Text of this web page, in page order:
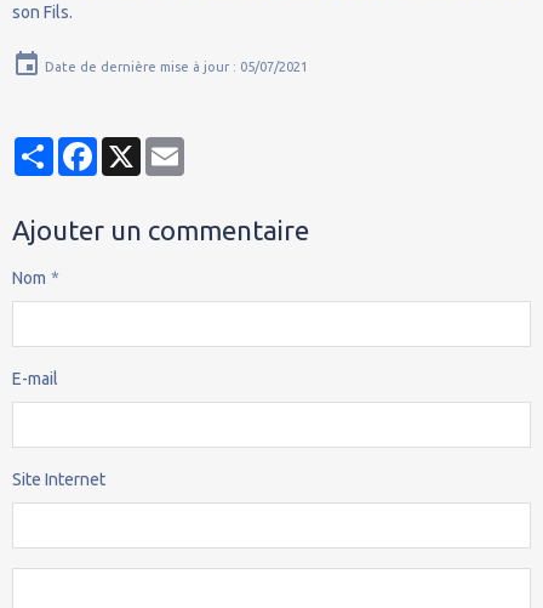
son Fils.
Date de dernière mise à jour : 05/07/2021
PartagerFacebook
X
Ajouter un commentaire
Nom
E-mail
Site Internet